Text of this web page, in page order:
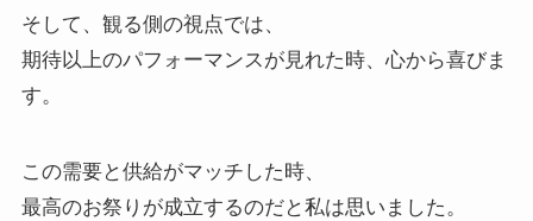
そして、観る側の視点では、
期待以上のパフォーマンスが見れた時、心から喜びま
す。
この需要と供給がマッチした時、
最高のお祭りが成立するのだと私は思いました。